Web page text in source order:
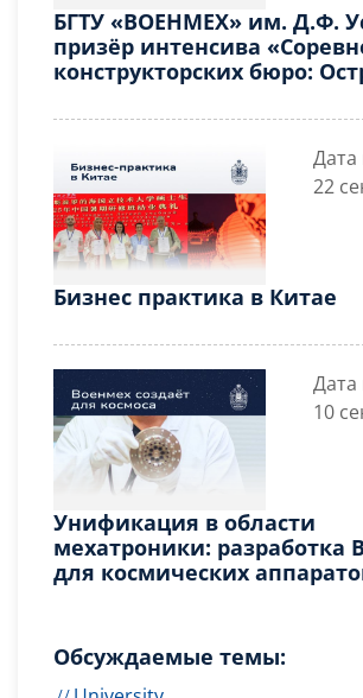
БГТУ «ВОЕНМЕХ» им. Д.Ф.
призёр интенсива
конструкторских бюро:
Дата
22
Бизнес практика в Китае
Дата
10
Унификация в области
мехатроники: разработка
для космических
Обсуждаемые темы: